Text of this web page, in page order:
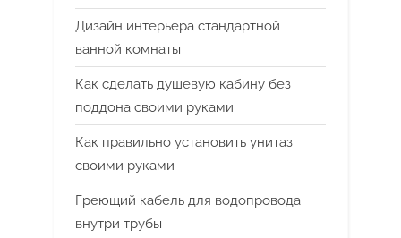
Дизайн интерьера стандартной
ванной комнаты
Как сделать душевую кабину без
поддона своими руками
Как правильно установить унитаз
своими руками
Греющий кабель для водопровода
внутри трубы